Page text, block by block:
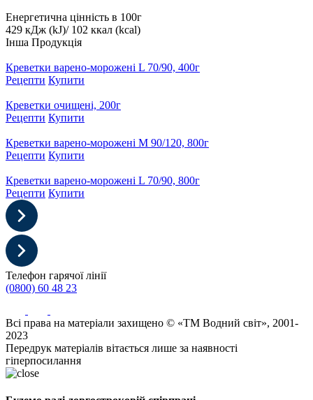
Енергетична цінність в 100г
429 кДж (kJ)/ 102 ккал (kcal)
Інша Продукція
Креветки варено-морожені L 70/90, 400г
Рецепти Купити
Креветки очищені, 200г
Рецепти Купити
Креветки варено-морожені М 90/120, 800г
Рецепти Купити
Креветки варено-морожені L 70/90, 800г
Рецепти Купити
Телефон гарячої лінії
(0800) 60 48 23
Всі права на матеріали захищено © «ТМ Водний світ», 2001-
2023
Передрук матеріалів вітається лише за наявності
гіперпосилання